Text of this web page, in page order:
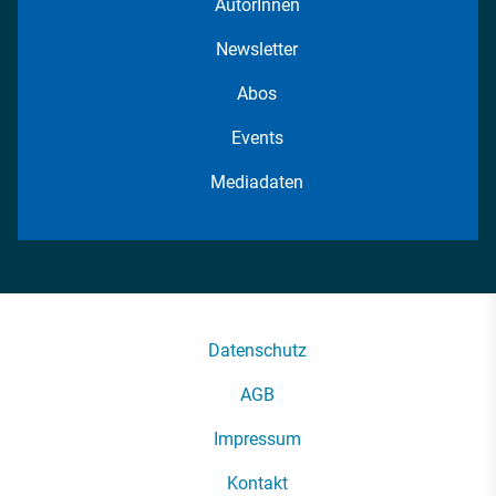
AutorInnen
Newsletter
Abos
Events
Mediadaten
Datenschutz
AGB
Impressum
Kontakt